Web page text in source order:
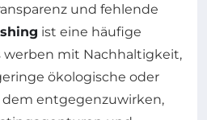
und fehlende
ist eine häufige
werben mit Nachhaltigkeit,
ökologische oder
dem entgegenzuwirken,